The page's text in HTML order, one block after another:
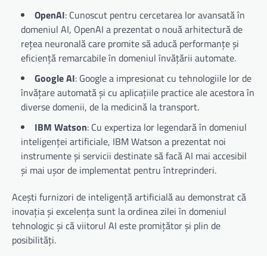
OpenAI: Cunoscut pentru cercetarea lor avansată în
domeniul AI, OpenAI a prezentat o nouă arhitectură de
rețea neuronală care promite să aducă performanțe și
eficiență remarcabile în domeniul învățării automate.
Google AI: Google a impresionat cu tehnologiile lor de
învățare automată și cu aplicațiile practice ale acestora în
diverse domenii, de la medicină la transport.
IBM Watson: Cu expertiza lor legendară în domeniul
inteligenței artificiale, IBM Watson a prezentat noi
instrumente și servicii destinate să facă AI mai accesibil
și mai ușor de implementat pentru întreprinderi.
Acești furnizori de inteligență artificială au demonstrat că
inovația și excelența sunt la ordinea zilei în domeniul
tehnologic și că viitorul AI este promițător și plin de
posibilități.